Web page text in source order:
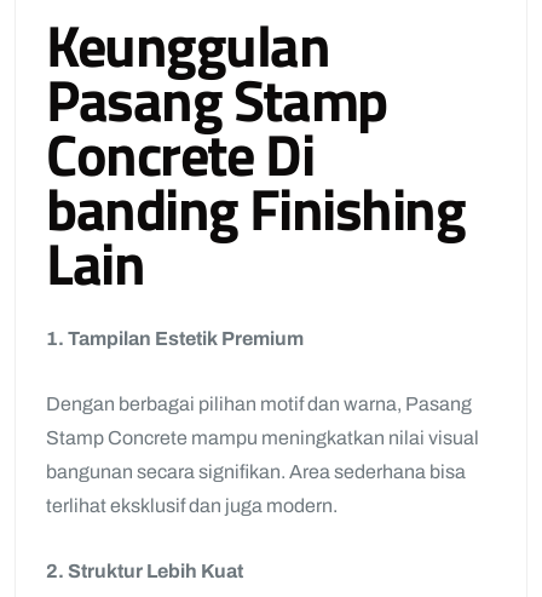
Keunggulan
Pasang Stamp
Concrete Di
banding Finishing
Lain
1. Tampilan Estetik Premium
Dengan berbagai pilihan motif dan warna, Pasang
Stamp Concrete mampu meningkatkan nilai visual
bangunan secara signifikan. Area sederhana bisa
terlihat eksklusif dan juga modern.
2. Struktur Lebih Kuat